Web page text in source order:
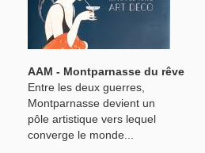
AAM - Montparnasse du rêve
Entre les deux guerres,
Montparnasse devient un
pôle artistique vers lequel
converge le monde...